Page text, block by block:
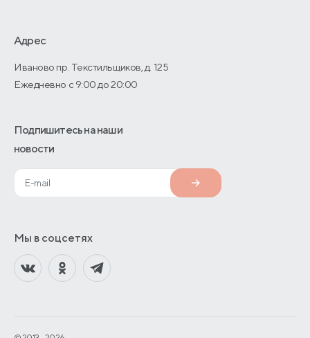
О производстве
Адрес
Иваново пр. Текстильщиков, д. 125
Ежедневно с 9:00 до 20:00
Подпишитесь на наши
новости
Мы в соцсетях